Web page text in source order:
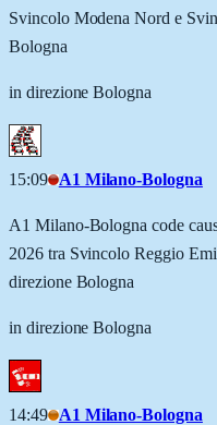
Svincolo Modena Nord e
Bologna
in direzione Bologna
15:09 A1 Milano-Bologna
A1 Milano-Bologna code
2026 tra Svincolo Reggio
direzione Bologna
in direzione Bologna
14:49 A1 Milano-Bologna